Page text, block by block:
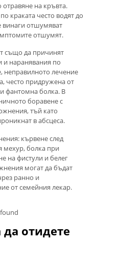
на кръвта.
краката често водят до
винаги отшумяват
отшумят.
също да причинят
и наранявания по
неправилното лечение
често придружена от
фантомна болка. В
боравене с
тъй като
в абсцеса.
кървене след
мехур, болка при
на фистули и белег
могат да бъдат
ранно и
от семейния лекар.
да отидете